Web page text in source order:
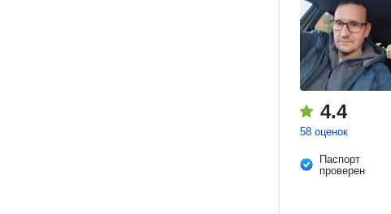
4.4
58 оценок
Паспорт
проверен